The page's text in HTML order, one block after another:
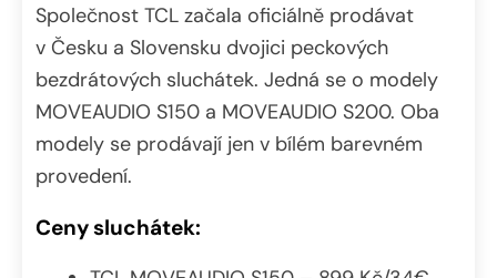
Společnost TCL začala oficiálně prodávat
v Česku a Slovensku dvojici peckových
bezdrátových sluchátek. Jedná se o modely
MOVEAUDIO S150 a MOVEAUDIO S200. Oba
modely se prodávají jen v bílém barevném
provedení.
Ceny sluchátek: